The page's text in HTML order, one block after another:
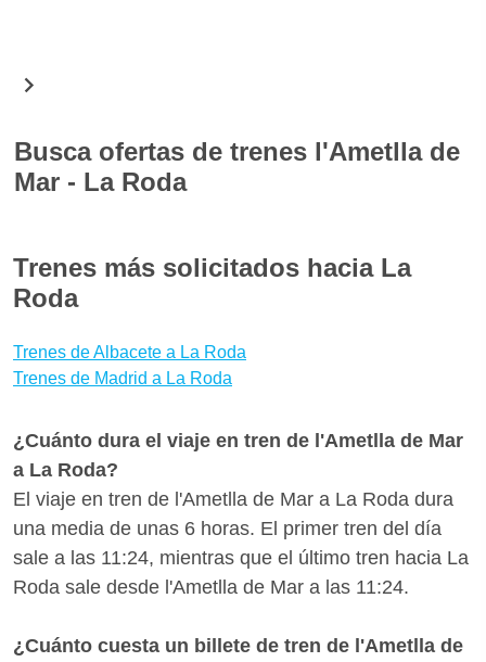
una simple búsqueda encontrarás todos los horarios
elegir el que mejor se adapte a tus necesidades
reservando con seguridad. Descargando el App
Roda y seguir el estado de tu tren l'Ametlla de Mar-
La Roda en tiempo real, comprobando retrasos y
Busca ofertas de trenes l'Ametlla de
Mar - La Roda
en autobús o en avión y son incluso más baratos.
Para encontrar las mejores ofertas para l'Ametlla de
billetes con bastante antelación para aprovechar las
promociones de Renfe. ¿Quieres saber si hay
desde l'Ametlla de Mar? Con Wanderio puedes
comparar trenes, y escoger la mejor opción para ti
en pocos clics.
Trenes más solicitados hacia La
Roda
Trenes de Albacete a La Roda
Trenes de Madrid a La Roda
¿Cuánto dura el viaje en tren de l'Ametlla de Mar
a La Roda?
El viaje en tren de l'Ametlla de Mar a La Roda dura
una media de unas 6 horas. El primer tren del día
sale a las 11:24, mientras que el último tren hacia La
Roda sale desde l'Ametlla de Mar a las 11:24.
¿Cuánto cuesta un billete de tren de l'Ametlla de